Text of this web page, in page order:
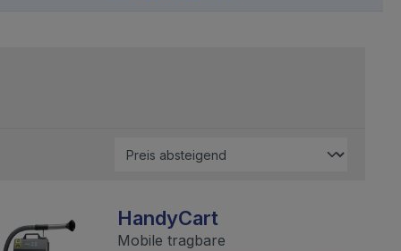
HandyCart
Mobile tragbare